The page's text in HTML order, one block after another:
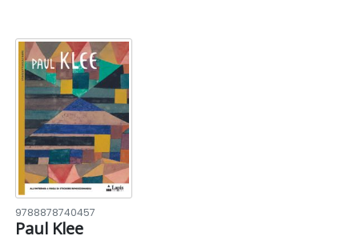
9788878740457
Paul Klee